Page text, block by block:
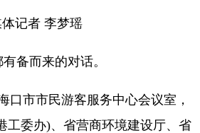
记者 李梦瑶
而来的对话。
市市民游客服务中心会议室，
工委办)、省营商环境建设厅、省